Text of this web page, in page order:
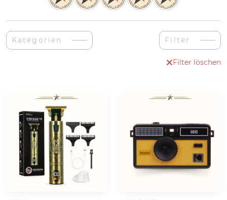
Kategorien Filter
Filter löschen